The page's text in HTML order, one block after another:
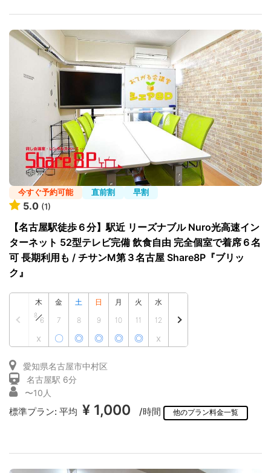
今すぐ予約可能 直前割 早割
5.0 (1)
【名古屋駅徒歩６分】駅近 リーズナブル Nuro光高速イン
ターネット 52型テレビ完備 飲食自由 完全個室で着席６名
可 長期利用も / チサンM第３名古屋 Share8P『ブリッ
ク』
木
8
6
x
金
7
〇
土
8
◎
日
9
◎
月
10
◎
火
11
◎
水
12
x
愛知県名古屋市中村区
名古屋駅 6分
〜10人
標準プラン: 平均 ¥ 1,000 /時間 他のプラン料金一覧